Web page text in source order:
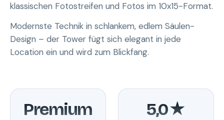
klassischen Fotostreifen und Fotos im 10x15-Format.
Modernste Technik in schlankem, edlem Säulen-
Design – der Tower fügt sich elegant in jede
Location ein und wird zum Blickfang.
Premium 5,0★